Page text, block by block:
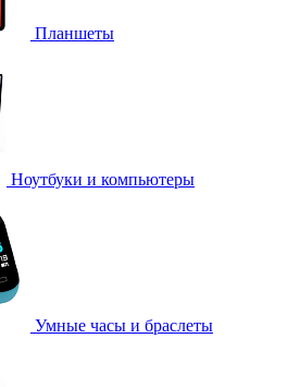
Планшеты
Ноутбуки и компьютеры
Умные часы и браслеты